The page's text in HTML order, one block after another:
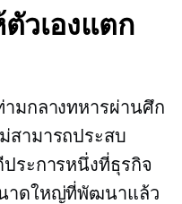
วเองแตก
มกลางทหารผ่านศึก
สามารถประสบ
ระการหนึ่งที่ธุรกิจ
าดใหญ่ที่พัฒนาแล้ว